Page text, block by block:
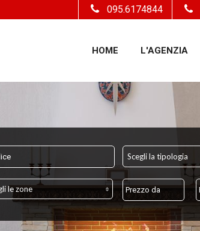
HOME L'AGENZIA
095.6174844
Scegli la tipologia
le zone